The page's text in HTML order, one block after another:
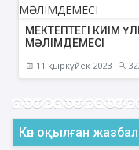
МЕКТЕПТЕГІ КИІМ
МӘЛІМДЕМЕСІ
11 қыркүйек 2023
Көп оқылған